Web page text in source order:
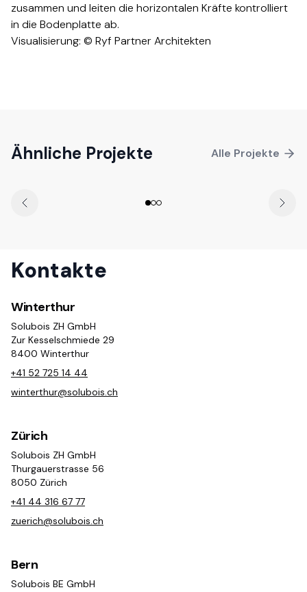
zusammen und leiten die horizontalen Kräfte kontrolliert
in die Bodenplatte ab.​​​​‌ ‍ ​‍​‍‌‍ ‌ ​‍‌‍‍‌‌‍‌ ‌‍‍‌‌‍ ‍​‍​‍​ ‍‍​‍​‍‌ ​ ‌‍​‌‌‍ ‍‌‍‍‌‌ ‌​‌ ‍‌​‍ ‍‌‍‍‌‌‍ ​‍​‍​‍ ​​‍​‍‌‍‍​‌ ​‍‌‍‌‌‌‍‌‍​‍​‍​ ‍‍​‍​‍‌‍‍​‌ ‌​‌ ‌​‌ ​​​ ‍‍​‍ ​‍ ‌‍ ​‌‍ ‌‍​ ‌‍​‌‌‍ ​‌‍‍​‌‍ ‌ ​ ‌ ‌​​ ‍‍​ ​ ​ ​ ​ ​ ​ ​ ​‍ ‌‍‍‌‌‍ ‍‌ ‌​‌‍‌‌‌‍ ‍‌ ‌​​‍ ‌‍‌‌‌‍‌​‌‍‍‌‌ ‌​​‍ ‌‍ ‌‌‍ ‌‍‌​‌‍‌‌​ ‌‌ ​​‌ ​‍‌‍‌‌‌ ​ ‌‍‌‌‌‍ ‍‌ ‌​‌‍​‌‌ ‌​‌‍‍‌‌‍ ‌‍ ‍​ ‍ ‌‍‍‌‌‍‌​​ ‌​ ‍‌‌‍‌‍​ ‌ ​ ‍‌​ ‌ ​ ​‍‌‍​ ‌‍​‍​‍ ‌​ ​‍​ ​‍​ ‍‌‌‍​ ​‍ ‌​ ‌​​ ​‍​ ​​​ ‌‌​‍ ‌‌‍​‍​ ​‌​ ​ ​ ​‍​‍ ‌‌‍​‌‌‍​‍​ ​ ‌‍​‌​ ‌‌‌‍‌‌‌‍‌​​ ‍​‌‍‌‍‌‍‌​‌‍‌‌‌‍‌‍​ ‍ ‌ ‌​‌ ‍‌‌ ​​‌‍‌‌​ ‌‌ ​​‌ ​‍‌‍ ‌‍‍‍‌‍‌‌‌‍​ ‌ ‌​​ ‍ ‌ ​​‌‍​‌‌ ‌​‌‍‍​​ ‌‌‍‌​‌‍‌‌‌ ​ ‌‍​ ‌ ​‍‌‍‍‌‌ ​​‌ ‌​‌‍‍‌‌‍ ‌‍ ‍​‍‌‌​ ‌‌‌​​‍‌‌ ‌‍‍ ‌‍‌‌‌ ‍‌​‍‌‌​ ​ ‌​‌​​‍‌‌​ ​ ‌​‌​​‍‌‌​ ​‍​ ​‍‌‍‌​‌‍‌‌​‍‌‌​ ​‍​ ​‍​‍‌‌​ ‌‌‌​‌​​‍ ‍‌ ‌‍‌‍​‌‌‍ ​‌ ‌‌‌‍‌‌​‍‌‌​ ‌‌‌​​‍‌‌ ‌‍‍ ‌‍‌‌‌ ‍‌​‍‌‌​ ​ ‌​‌​​‍‌‌​ ​ ‌​‌​​‍‌‌​ ​‍​ ​‍‌‍​‍‌‍ ​‌‍ ‌‍​ ‌‍‍ ​‍ ‌​ ‌​​‍‌‌​ ​‍​ ​‍​‍‌‌​ ‌‌‌​‌​​‍ ‍‌‍​ ‌‍‍​‌‍‍‌‌‍ ​‌‍‌​‌ ​‍‌‍‌‌‌‍ ‍​‍‌‌​ ‌‌‌​​‍‌‌ ‌‍‍ ‌‍‌‌‌ ‍‌​‍‌‌​ ​ ‌​‌​​‍‌‌​ ​ ‌​‌​​‍‌‌​ ​‍​ ​‍‌ ​ ‌ ​​‌‍​‌‌‍ ‍​‍ ‌​ ‌​​‍‌‌​ ​‍​ ​‍​‍‌‌​ ‌‌‌​‌​​‍ ‍‌ ‌​‌‍‌‌‌ ‍​‌ ‌​​ ‌‍​‍‌‍​‌‌ ​ ‌‍‌‌‌‌‌‌‌ ​‍‌‍ ​​ ‌‌‍‍​‌ ‌​‌ ‌​‌ ​​​‍‌‌​ ​ ‌​​‌​‍‌‌​ ​‍‌​‌‍​‍‌‌​ ​‍‌​‌‍‌‍ ​‌‍ ‌‍​ ‌‍​‌‌‍ ​‌‍‍​‌‍ ‌ ​ ‌ ‌​​‍‌‌​ ​ ‌​​‌​ ​ ​ ​ ​ ​ ​ ​ ​‍‌‍‌‍‍‌‌‍‌​​ ‌​ ‍‌‌‍‌‍​ ‌ ​ ‍‌​ ‌ ​ ​‍‌‍​ ‌‍​‍​‍ ‌​ ​‍​ ​‍​ ‍‌‌‍​ ​‍ ‌​ ‌​​ ​‍​ ​​​ ‌‌​‍ ‌‌‍​‍​ ​‌​ ​ ​ ​‍​‍ ‌‌‍​‌‌‍​‍​ ​ ‌‍​‌​ ‌‌‌‍‌‌‌‍‌​​ ‍​‌‍‌‍‌‍‌​‌‍‌‌‌‍‌‍​‍‌‍‌ ‌​‌ ‍‌‌ ​​‌‍‌‌​ ‌‌ ​​‌ ​‍‌‍ ‌‍‍‍‌‍‌‌‌‍​ ‌ ‌​​‍‌‍‌ ​​‌‍​‌‌ ‌​‌‍‍​​ ‌‌‍‌​‌‍‌‌‌ ​ ‌‍​ ‌ ​‍‌‍‍‌‌ ​​‌ ‌​‌‍‍‌‌‍ ‌‍ ‍​‍‌‌​ ‌‌‌​​‍‌‌ ‌‍‍ ‌‍‌‌‌ ‍‌​‍‌‌​ ​ ‌​‌​​‍‌‌​ ​ ‌​‌​​‍‌‌​ ​‍​ ​‍‌‍‌​‌‍‌‌​‍‌‌​ ​‍​ ​‍​‍‌‌​ ‌‌‌​‌​​‍ ‍‌ ‌‍‌‍​‌‌‍ ​‌ ‌‌‌‍‌‌​‍‌‌​ ‌‌‌​​‍‌‌ ‌‍‍ ‌‍‌‌‌ ‍‌​‍‌‌​ ​ ‌​‌​​‍‌‌​ ​ ‌​‌​​‍‌‌​ ​‍​ ​‍‌‍​‍‌‍ ​‌‍ ‌‍​ ‌‍‍ ​‍ ‌​ ‌​​‍‌‌​ ​‍​ ​‍​‍‌‌​ ‌‌‌​‌​​‍ ‍‌‍​ ‌‍‍​‌‍‍‌‌‍ ​‌‍‌​‌ ​‍‌‍‌‌‌‍ ‍​‍‌‌​ ‌‌‌​​‍‌‌ ‌‍‍ ‌‍‌‌‌ ‍‌​‍‌‌​ ​ ‌​‌​​‍‌‌​ ​ ‌​‌​​‍‌‌​ ​‍​ ​‍‌ ​ ‌ ​​‌‍​‌‌‍ ‍​‍ ‌​ ‌​​‍‌‌​ ​‍​ ​‍​‍‌‌​ ‌‌‌​‌​​‍ ‍‌ ‌​‌‍‌‌‌ ‍​‌ ‌​​‍‌‍‌ ​​‌‍‌‌‌ ​‍‌ ​ ‌ ​​‌‍‌‌‌‍​ ‌ ‌​‌‍‍‌‌ ‌‍‌‍‌‌​ ‌‌ ​​‌ ‌‌‌‍​‍‌‍ ​‌‍‍‌‌ ​ ‌‍‍​‌‍‌‌‌‍‌​​‍​‍‌ ‌
Visualisierung: © Ryf Partner Architekten​​​​‌ ‍ ​‍​‍‌‍ ‌ ​‍‌‍‍‌‌‍‌ ‌‍‍‌‌‍ ‍​‍​‍​ ‍‍​‍​‍‌ ​ ‌‍​‌‌‍ ‍‌‍‍‌‌ ‌​‌ ‍‌​‍ ‍‌‍‍‌‌‍ ​‍​‍​‍ ​​‍​‍‌‍‍​‌ ​‍‌‍‌‌‌‍‌‍​‍​‍​ ‍‍​‍​‍‌‍‍​‌ ‌​‌ ‌​‌ ​​​ ‍‍​‍ ​‍ ‌‍ ​‌‍ ‌‍​ ‌‍​‌‌‍ ​‌‍‍​‌‍ ‌ ​ ‌ ‌​​ ‍‍​ ​ ​ ​ ​ ​ ​ ​ ​‍ ‌‍‍‌‌‍ ‍‌ ‌​‌‍‌‌‌‍ ‍‌ ‌​​‍ ‌‍‌‌‌‍‌​‌‍‍‌‌ ‌​​‍ ‌‍ ‌‌‍ ‌‍‌​‌‍‌‌​ ‌‌ ​​‌ ​‍‌‍‌‌‌ ​ ‌‍‌‌‌‍ ‍‌ ‌​‌‍​‌‌ ‌​‌‍‍‌‌‍ ‌‍ ‍​ ‍ ‌‍‍‌‌‍‌​​ ‌​ ‍‌‌‍‌‍​ ‌ ​ ‍‌​ ‌ ​ ​‍‌‍​ ‌‍​‍​‍ ‌​ ​‍​ ​‍​ ‍‌‌‍​ ​‍ ‌​ ‌​​ ​‍​ ​​​ ‌‌​‍ ‌‌‍​‍​ ​‌​ ​ ​ ​‍​‍ ‌‌‍​‌‌‍​‍​ ​ ‌‍​‌​ ‌‌‌‍‌‌‌‍‌​​ ‍​‌‍‌‍‌‍‌​‌‍‌‌‌‍‌‍​ ‍ ‌ ‌​‌ ‍‌‌ ​​‌‍‌‌​ ‌‌ ​​‌ ​‍‌‍ ‌‍‍‍‌‍‌‌‌‍​ ‌ ‌​​ ‍ ‌ ​​‌‍​‌‌ ‌​‌‍‍​​ ‌‌‍‌​‌‍‌‌‌ ​ ‌‍​ ‌ ​‍‌‍‍‌‌ ​​‌ ‌​‌‍‍‌‌‍ ‌‍ ‍​‍‌‌​ ‌‌‌​​‍‌‌ ‌‍‍ ‌‍‌‌‌ ‍‌​‍‌‌​ ​ ‌​‌​​‍‌‌​ ​ ‌​‌​​‍‌‌​ ​‍​ ​‍‌‍‌​‌‍‌‌​‍‌‌​ ​‍​ ​‍​‍‌‌​ ‌‌‌​‌​​‍ ‍‌ ‌‍‌‍​‌‌‍ ​‌ ‌‌‌‍‌‌​‍‌‌​ ‌‌‌​​‍‌‌ ‌‍‍ ‌‍‌‌‌ ‍‌​‍‌‌​ ​ ‌​‌​​‍‌‌​ ​ ‌​‌​​‍‌‌​ ​‍​ ​‍​ ​‌​ ‍‌​ ‌‌​ ​‌​ ‍​​ ‌‌​ ‌​​ ‌ ​ ‍​​ ​ ​ ​‍‌‍‌‌​‍‌‌​ ​‍​ ​‍​‍‌‌​ ‌‌‌​‌​​‍ ‍‌‍​ ‌‍‍​‌‍‍‌‌‍ ​‌‍‌​‌ ​‍‌‍‌‌‌‍ ‍​‍‌‌​ ‌‌‌​​‍‌‌ ‌‍‍ ‌‍‌‌‌ ‍‌​‍‌‌​ ​ ‌​‌​​‍‌‌​ ​ ‌​‌​​‍‌‌​ ​‍​ ​‍​ ​ ​ ​‍​ ​‍​ ‍​‌‍‌​‌‍​ ​ ​​​ ‌​​ ‌ ​ ‌‌​ ‍‌​ ‌​​‍‌‌​ ​‍​ ​‍​‍‌‌​ ‌‌‌​‌​​‍ ‍‌ ‌​‌‍‌‌‌ ‍​‌ ‌​​ ‌‍​‍‌‍​‌‌ ​ ‌‍‌‌‌‌‌‌‌ ​‍‌‍ ​​ ‌‌‍‍​‌ ‌​‌ ‌​‌ ​​​‍‌‌​ ​ ‌​​‌​‍‌‌​ ​‍‌​‌‍​‍‌‌​ ​‍‌​‌‍‌‍ ​‌‍ ‌‍​ ‌‍​‌‌‍ ​‌‍‍​‌‍ ‌ ​ ‌ ‌​​‍‌‌​ ​ ‌​​‌​ ​ ​ ​ ​ ​ ​ ​ ​‍‌‍‌‍‍‌‌‍‌​​ ‌​ ‍‌‌‍‌‍​ ‌ ​ ‍‌​ ‌ ​ ​‍‌‍​ ‌‍​‍​‍ ‌​ ​‍​ ​‍​ ‍‌‌‍​ ​‍ ‌​ ‌​​ ​‍​ ​​​ ‌‌​‍ ‌‌‍​‍​ ​‌​ ​ ​ ​‍​‍ ‌‌‍​‌‌‍​‍​ ​ ‌‍​‌​ ‌‌‌‍‌‌‌‍‌​​ ‍​‌‍‌‍‌‍‌​‌‍‌‌‌‍‌‍​‍‌‍‌ ‌​‌ ‍‌‌ ​​‌‍‌‌​ ‌‌ ​​‌ ​‍‌‍ ‌‍‍‍‌‍‌‌‌‍​ ‌ ‌​​‍‌‍‌ ​​‌‍​‌‌ ‌​‌‍‍​​ ‌‌‍‌​‌‍‌‌‌ ​ ‌‍​ ‌ ​‍‌‍‍‌‌ ​​‌ ‌​‌‍‍‌‌‍ ‌‍ ‍​‍‌‌​ ‌‌‌​​‍‌‌ ‌‍‍ ‌‍‌‌‌ ‍‌​‍‌‌​ ​ ‌​‌​​‍‌‌​ ​ ‌​‌​​‍‌‌​ ​‍​ ​‍‌‍‌​‌‍‌‌​‍‌‌​ ​‍​ ​‍​‍‌‌​ ‌‌‌​‌​​‍ ‍‌ ‌‍‌‍​‌‌‍ ​‌ ‌‌‌‍‌‌​‍‌‌​ ‌‌‌​​‍‌‌ ‌‍‍ ‌‍‌‌‌ ‍‌​‍‌‌​ ​ ‌​‌​​‍‌‌​ ​ ‌​‌​​‍‌‌​ ​‍​ ​‍​ ​‌​ ‍‌​ ‌‌​ ​‌​ ‍​​ ‌‌​ ‌​​ ‌ ​ ‍​​ ​ ​ ​‍‌‍‌‌​‍‌‌​ ​‍​ ​‍​‍‌‌​ ‌‌‌​‌​​‍ ‍‌‍​ ‌‍‍​‌‍‍‌‌‍ ​‌‍‌​‌ ​‍‌‍‌‌‌‍ ‍​‍‌‌​ ‌‌‌​​‍‌‌ ‌‍‍ ‌‍‌‌‌ ‍‌​‍‌‌​ ​ ‌​‌​​‍‌‌​ ​ ‌​‌​​‍‌‌​ ​‍​ ​‍​ ​ ​ ​‍​ ​‍​ ‍​‌‍‌​‌‍​ ​ ​​​ ‌​​ ‌ ​ ‌‌​ ‍‌​ ‌​​‍‌‌​ ​‍​ ​‍​‍‌‌​ ‌‌‌​‌​​‍ ‍‌ ‌​‌‍‌‌‌ ‍​‌ ‌​​‍‌‍‌ ​​‌‍‌‌‌ ​‍‌ ​ ‌ ​​‌‍‌‌‌‍​ ‌ ‌​‌‍‍‌‌ ‌‍‌‍‌‌​ ‌‌ ​​‌ ‌‌‌‍​‍‌‍ ​‌‍‍‌‌ ​ ‌‍‍​‌‍‌‌‌‍‌​​‍​‍‌ ‌
Ähnliche Projekte Alle Projekte
Kontakte
Winterthur
Solubois ZH GmbH
Zur Kesselschmiede 29
8400 Winterthur
+41 52 725 14 44
winterthur@solubois.ch
Zürich
Solubois ZH GmbH
Thurgauerstrasse 56
8050 Zürich
+41 44 316 67 77
zuerich@solubois.ch
Bern
Solubois BE GmbH